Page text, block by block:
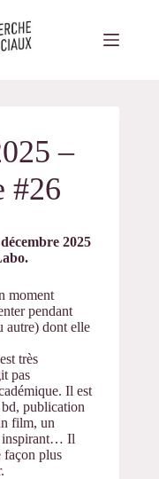
–
#26
2025
moment
pendant
autre) dont elle
très
pas
Il est
publication
film, un
inspirant… Il
façon plus